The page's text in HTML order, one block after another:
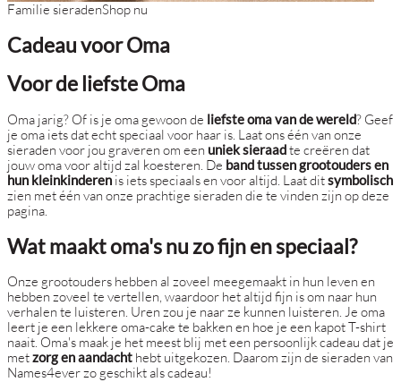
Familie sieradenShop nu
Cadeau voor Oma
Voor de liefste Oma
Oma jarig? Of is je oma gewoon de liefste oma van de wereld? Geef
je oma iets dat echt speciaal voor haar is. Laat ons één van onze
sieraden voor jou graveren om een uniek sieraadte creëren dat
jouw oma voor altijd zal koesteren. De band tussen grootouders en
hun kleinkinderen is iets speciaals en voor altijd. Laat ditsymbolisch
zien met één van onze prachtige sieraden die te vinden zijn op deze
pagina.
Wat maakt oma's nu zo fijn en speciaal?
Onze grootouders hebben al zoveel meegemaakt in hun leven en
hebben zoveel te vertellen, waardoor het altijd fijn is om naar hun
verhalen te luisteren. Uren zou je naar ze kunnen luisteren. Je oma
leert je een lekkere oma-cake te bakken en hoe je een kapot T-shirt
naait. Oma's maak je het meest blij met een persoonlijk cadeau dat je
metzorg en aandacht hebt uitgekozen. Daarom zijn de sieraden van
Names4ever zo geschikt als cadeau!